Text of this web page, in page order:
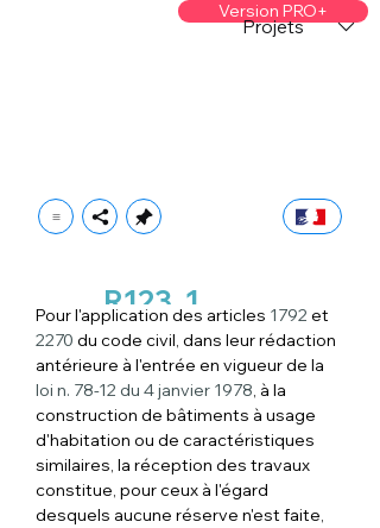
Version PRO+
Projets
R123 1
Pour l'application des articles 1792 et
2270 du code civil, dans leur rédaction
antérieure à l'entrée en vigueur de la
loi n. 78-12 du 4 janvier 1978, à la
construction de bâtiments à usage
d'habitation ou de caractéristiques
similaires, la réception des travaux
constitue, pour ceux à l'égard
desquels aucune réserve n'est faite,